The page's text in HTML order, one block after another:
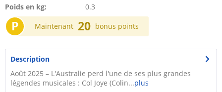
Poids en kg:
0.3
P Maintenant 20 bonus points
Description
Août 2025 – L'Australie perd l'une de ses plus grandes
légendes musicales : Col Joye (Colin...plus